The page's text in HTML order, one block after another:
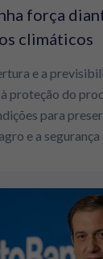
força
climáticos
e a
proteção do
para
e a segurança